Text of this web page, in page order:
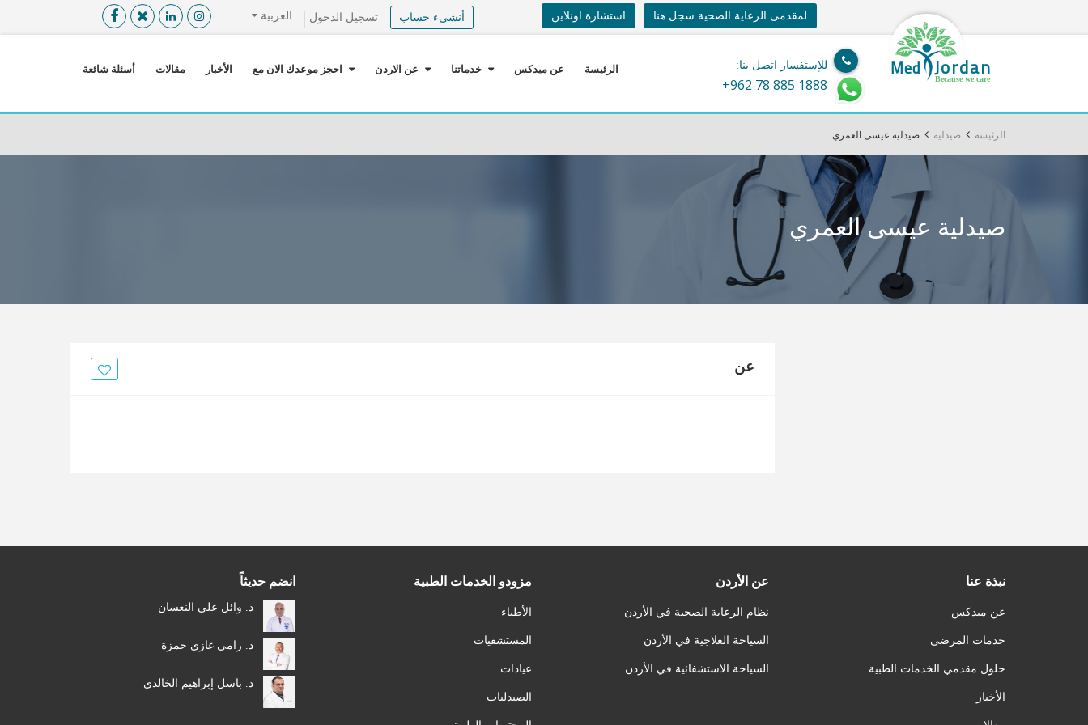
القائمة X
العربية تسجيل الدخول استشارة اونلاين لمقدمى الرعاية الصحية سجل هنا أنشىء حساب
Med Jordan
Because we care
للإستفسار اتصل بنا:
+962 78 885 1888
الرئيسة عن ميدكس خدماتنا عن الاردن احجز موعدك الان مع الأخبار مقالات أسئلة شائعة
الرئيسة صيدلية صيدلية عيسى العمري
صيدلية عيسى العمري
عن
نبذة عنا
عن ميدكس
خدمات المرضى
حلول مقدمي الخدمات الطبية
الأخبار
عن الأردن
نظام الرعاية الصحية في الأردن
السياحة العلاجية في الأردن
السياحة الاستشفائية في الأردن
مزودو الخدمات الطبية
الأطباء
المستشفيات
عيادات
الصيدليات
انضم حديثاً
د. وائل علي النعسان
د. رامي غازي حمزة
د. باسل إبراهيم الخالدي